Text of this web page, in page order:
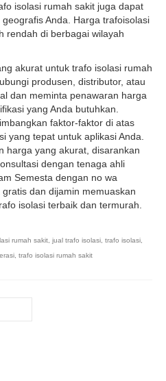
isolasi rumah sakit juga dapat
Anda. Harga trafoisolasi
rendah di berbagai wilayah
akurat untuk trafo isolasi rumah
produsen, distributor, atau
dan meminta penawaran harga
yang Anda butuhkan.
faktor-faktor di atas
yang tepat untuk aplikasi Anda.
harga yang akurat, disarankan
dengan tenaga ahli
Semesta dengan no wa
dan dijamin memuaskan
isolasi terbaik dan termurah.
rumah sakit jual trafo isolasi trafo isolasi
trafo isolasi rumah sakit